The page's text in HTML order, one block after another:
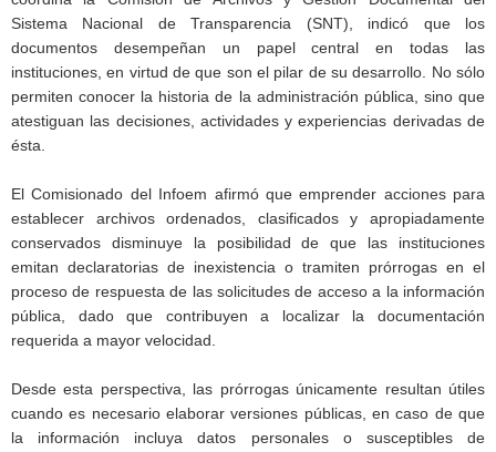
Sistema Nacional de Transparencia (SNT), indicó que los
documentos desempeñan un papel central en todas las
instituciones, en virtud de que son el pilar de su desarrollo. No sólo
permiten conocer la historia de la administración pública, sino que
atestiguan las decisiones, actividades y experiencias derivadas de
ésta.
El Comisionado del Infoem afirmó que emprender acciones para
establecer archivos ordenados, clasificados y apropiadamente
conservados disminuye la posibilidad de que las instituciones
emitan declaratorias de inexistencia o tramiten prórrogas en el
proceso de respuesta de las solicitudes de acceso a la información
pública, dado que contribuyen a localizar la documentación
requerida a mayor velocidad.
Desde esta perspectiva, las prórrogas únicamente resultan útiles
cuando es necesario elaborar versiones públicas, en caso de que
la información incluya datos personales o susceptibles de